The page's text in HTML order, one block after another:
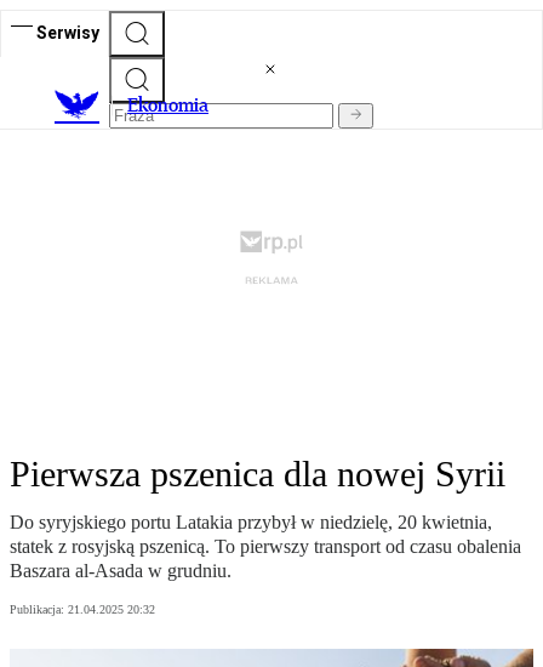
Serwisy
Ekonomia
Pierwsza pszenica dla nowej Syrii
Do syryjskiego portu Latakia przybył w niedzielę, 20 kwietnia,
statek z rosyjską pszenicą. To pierwszy transport od czasu obalenia
Baszara al-Asada w grudniu.
Publikacja: 21.04.2025 20:32